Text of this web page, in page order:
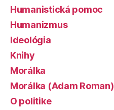
Humanistická pomoc
Humanizmus
Ideológia
Knihy
Morálka
Morálka (Adam Roman)
O politike